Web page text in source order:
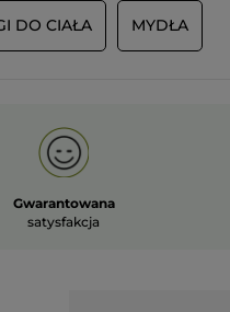
DO CIAŁA MYDŁA
Gwarantowana
satysfakcja